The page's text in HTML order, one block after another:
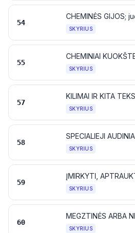
54
SKYRIUS
55
CHEMINIAI
SKYRIUS
57
SKYRIUS
58
SKYRIUS
59
SKYRIUS
60
SKYRIUS